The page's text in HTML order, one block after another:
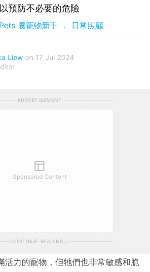
以預防不必要的危險
養寵物新手 日常照顧
Liew on 17 Jul 2024
ADVERTISEMENT
Sponsored Content
CONTINUE READING
活力的寵物，但牠們也非常敏感和脆